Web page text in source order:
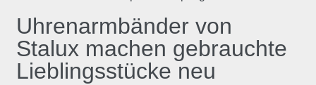
Uhrenarmbänder von
Stalux machen gebrauchte
Lieblingsstücke neu